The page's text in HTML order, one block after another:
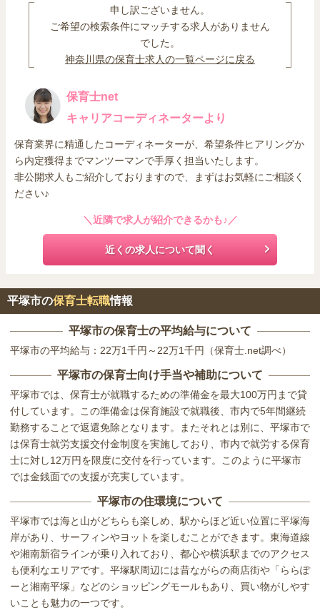
は他市・他県からの就転職におすすめのエリアです。
申し訳ございません。
ご希望の検索条件にマッチする求人がありません
でした。
神奈川県の保育士求人の一覧ページに戻る
保育士net
キャリアコーディネーターより
保育業界に精通したコーディネーターが、希望条件ヒアリングか
ら内定獲得までマンツーマンで手厚く担当いたします。
非公開求人もご紹介しておりますので、まずはお気軽にご相談く
ださい♪
＼近隣で求人が紹介できるかも♪／
近くの求人について聞く
平塚市の保育士転職情報
平塚市の保育士の平均給与について
平塚市の平均給与：22万1千円～22万1千円（保育士.net調べ）
平塚市の保育士向け手当や補助について
平塚市では、保育士が就職するための準備金を最大100万円まで貸
付しています。この準備金は保育施設で就職後、市内で5年間継続
勤務することで返還免除となります。またそれとは別に、平塚市で
は保育士就労支援交付金制度を実施しており、市内で就労する保育
士に対し12万円を限度に交付を行っています。このように平塚市
では金銭面での支援が充実しています。
平塚市の住環境について
平塚市では海と山がどちらも楽しめ、駅からほど近い位置に平塚海
岸があり、サーフィンやヨットを楽しむことができます。東海道線
や湘南新宿ラインが乗り入れており、都心や横浜駅までのアクセス
も便利なエリアです。平塚駅周辺には昔ながらの商店街や「ららぽ
ーと湘南平塚」などのショッピングモールもあり、買い物がしやす
いことも魅力の一つです。